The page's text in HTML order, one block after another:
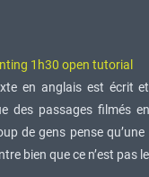
1h30 open tutorial
en anglais est écrit
des passages filmés
de gens pense
bien que ce n’est pas